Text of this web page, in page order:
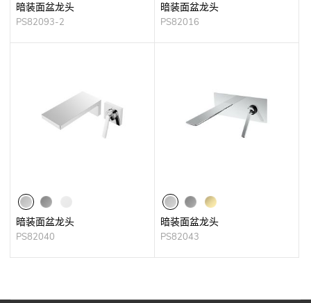
暗装面盆龙头
PS82093-2
暗装面盆龙头
PS82016
暗装面盆龙头
PS82040
暗装面盆龙头
PS82043